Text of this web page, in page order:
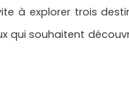
à explorer trois
souhaitent